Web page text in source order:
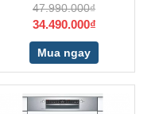
47.990.000₫
34.490.000₫
Mua ngay